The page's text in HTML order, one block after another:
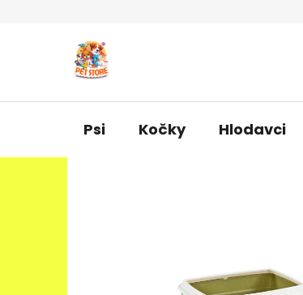
Psi Kočky Hlodavci